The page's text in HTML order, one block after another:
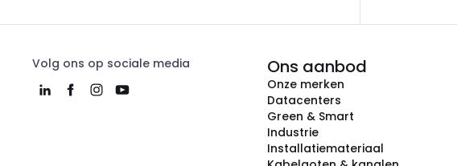
Volg ons op sociale media Ons aanbod
Onze merken
Datacenters
Green & Smart
Industrie
Installatiemateriaal